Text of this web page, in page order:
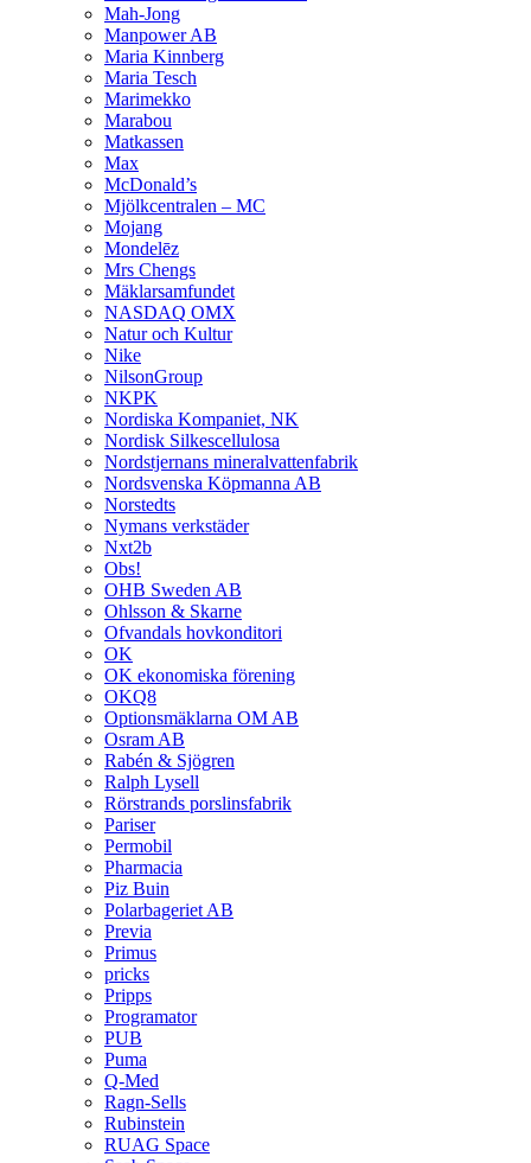
Mah-Jong
Manpower AB
Maria Kinnberg
Maria Tesch
Marimekko
Marabou
Matkassen
Max
McDonald’s
Mjölkcentralen – MC
Mojang
Mondelēz
Mrs Chengs
Mäklarsamfundet
NASDAQ OMX
Natur och Kultur
Nike
NilsonGroup
NKPK
Nordiska Kompaniet, NK
Nordisk Silkescellulosa
Nordstjernans mineralvattenfabrik
Nordsvenska Köpmanna AB
Norstedts
Nymans verkstäder
Nxt2b
Obs!
OHB Sweden AB
Ohlsson & Skarne
Ofvandals hovkonditori
OK
OK ekonomiska förening
OKQ8
Optionsmäklarna OM AB
Osram AB
Rabén & Sjögren
Ralph Lysell
Rörstrands porslinsfabrik
Pariser
Permobil
Pharmacia
Piz Buin
Polarbageriet AB
Previa
Primus
pricks
Pripps
Programator
PUB
Puma
Q‑Med
Ragn-Sells
Rubinstein
RUAG Space